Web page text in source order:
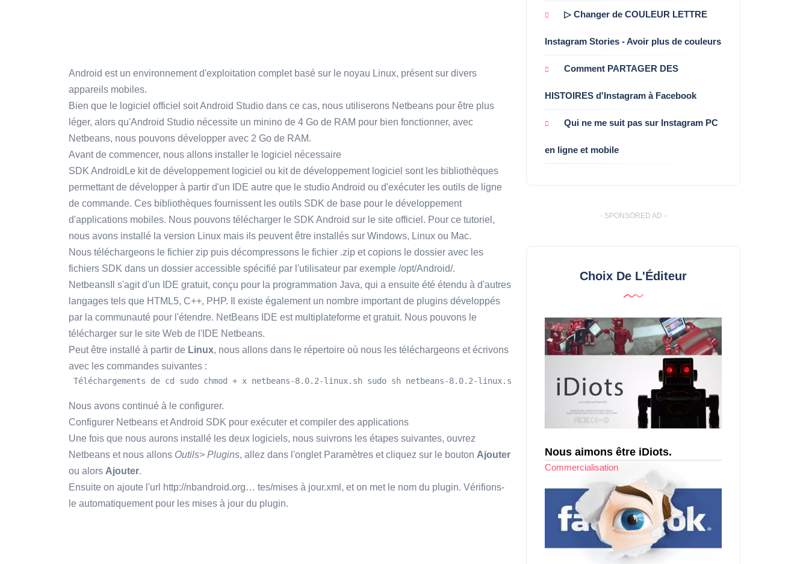
Android est un environnement d'exploitation complet basé sur le noyau Linux, présent sur divers
appareils mobiles.
Bien que le logiciel officiel soit Android Studio dans ce cas, nous utiliserons Netbeans pour être plus
léger, alors qu'Android Studio nécessite un minino de 4 Go de RAM pour bien fonctionner, avec
Netbeans, nous pouvons développer avec 2 Go de RAM.
Avant de commencer, nous allons installer le logiciel nécessaire
SDK AndroidLe kit de développement logiciel ou kit de développement logiciel sont les bibliothèques
permettant de développer à partir d'un IDE autre que le studio Android ou d'exécuter les outils de ligne
de commande. Ces bibliothèques fournissent les outils SDK de base pour le développement
d'applications mobiles. Nous pouvons télécharger le SDK Android sur le site officiel. Pour ce tutoriel,
nous avons installé la version Linux mais ils peuvent être installés sur Windows, Linux ou Mac.
Nous téléchargeons le fichier zip puis décompressons le fichier .zip et copions le dossier avec les
fichiers SDK dans un dossier accessible spécifié par l'utilisateur par exemple /opt/Android/.
NetbeansIl s'agit d'un IDE gratuit, conçu pour la programmation Java, qui a ensuite été étendu à d'autres
langages tels que HTML5, C++, PHP. Il existe également un nombre important de plugins développés
par la communauté pour l'étendre. NetBeans IDE est multiplateforme et gratuit. Nous pouvons le
télécharger sur le site Web de l'IDE Netbeans.
Peut être installé à partir de Linux, nous allons dans le répertoire où nous les téléchargeons et écrivons
avec les commandes suivantes :
Téléchargements de cd sudo chmod + x netbeans-8.0.2-linux.sh sudo sh netbeans-8.0.2-linux.sh
Nous avons continué à le configurer.
Configurer Netbeans et Android SDK pour exécuter et compiler des applications
Une fois que nous aurons installé les deux logiciels, nous suivrons les étapes suivantes, ouvrez
Netbeans et nous allons Outils> Plugins, allez dans l'onglet Paramètres et cliquez sur le bouton Ajouter
ou alors Ajouter.
Ensuite on ajoute l'url http://nbandroid.org… tes/mises à jour.xml, et on met le nom du plugin. Vérifions-
le automatiquement pour les mises à jour du plugin.
▷ Changer de COULEUR LETTRE
Instagram Stories - Avoir plus de couleurs
Comment PARTAGER DES
HISTOIRES d'Instagram à Facebook
Qui ne me suit pas sur Instagram PC
en ligne et mobile
- SPONSORED AD -
Choix De L'Éditeur
L'Internet
Nous aimons être iDiots.
Commercialisation